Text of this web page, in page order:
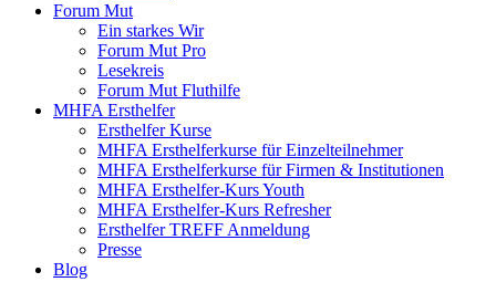
Forum Mut
Ein starkes Wir
Forum Mut Pro
Lesekreis
Forum Mut Fluthilfe
MHFA Ersthelfer
Ersthelfer Kurse
MHFA Ersthelferkurse für Einzelteilnehmer
MHFA Ersthelferkurse für Firmen & Institutionen
MHFA Ersthelfer-Kurs Youth
MHFA Ersthelfer-Kurs Refresher
Ersthelfer TREFF Anmeldung
Presse
Blog